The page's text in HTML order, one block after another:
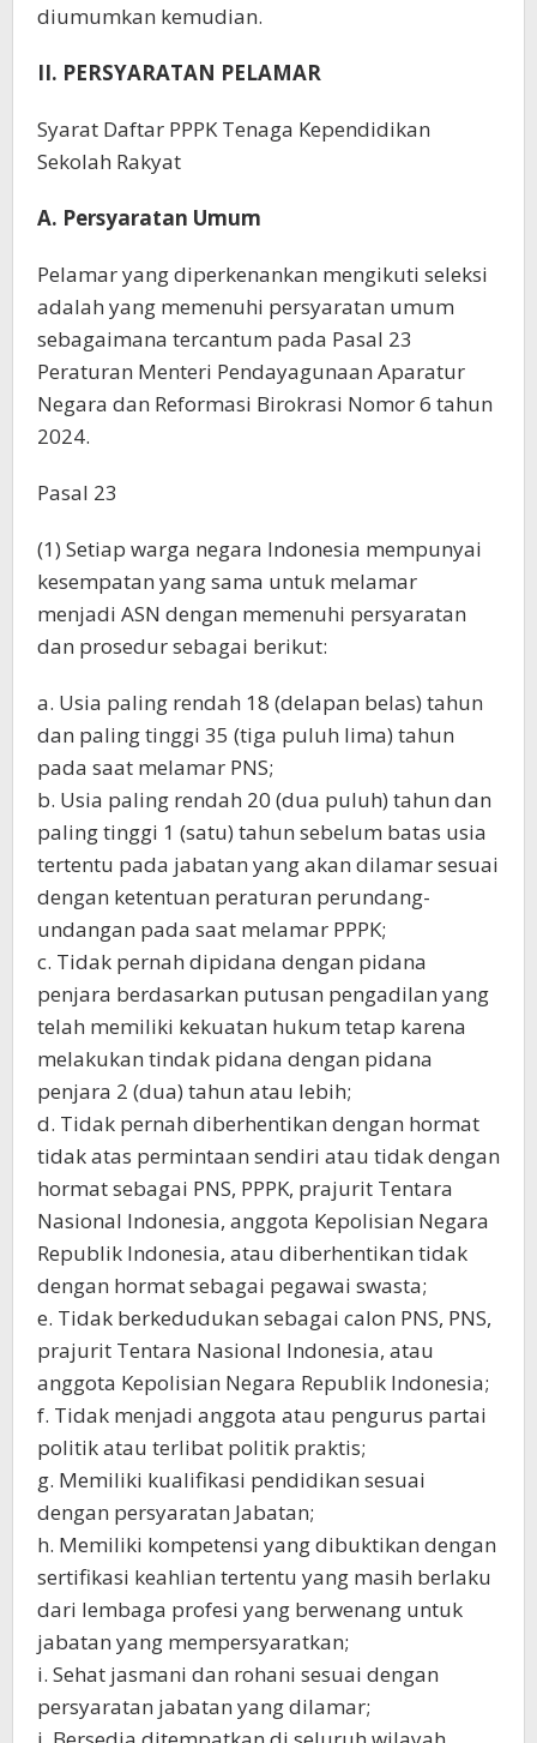
diumumkan kemudian.
II. PERSYARATAN PELAMAR
Syarat Daftar PPPK Tenaga Kependidikan
Sekolah Rakyat
A. Persyaratan Umum
Pelamar yang diperkenankan mengikuti seleksi
adalah yang memenuhi persyaratan umum
sebagaimana tercantum pada Pasal 23
Peraturan Menteri Pendayagunaan Aparatur
Negara dan Reformasi Birokrasi Nomor 6 tahun
2024.
Pasal 23
(1) Setiap warga negara Indonesia mempunyai
kesempatan yang sama untuk melamar
menjadi ASN dengan memenuhi persyaratan
dan prosedur sebagai berikut:
a. Usia paling rendah 18 (delapan belas) tahun
dan paling tinggi 35 (tiga puluh lima) tahun
pada saat melamar PNS;
b. Usia paling rendah 20 (dua puluh) tahun dan
paling tinggi 1 (satu) tahun sebelum batas usia
tertentu pada jabatan yang akan dilamar sesuai
dengan ketentuan peraturan perundang-
undangan pada saat melamar PPPK;
c. Tidak pernah dipidana dengan pidana
penjara berdasarkan putusan pengadilan yang
telah memiliki kekuatan hukum tetap karena
melakukan tindak pidana dengan pidana
penjara 2 (dua) tahun atau lebih;
d. Tidak pernah diberhentikan dengan hormat
tidak atas permintaan sendiri atau tidak dengan
hormat sebagai PNS, PPPK, prajurit Tentara
Nasional Indonesia, anggota Kepolisian Negara
Republik Indonesia, atau diberhentikan tidak
dengan hormat sebagai pegawai swasta;
e. Tidak berkedudukan sebagai calon PNS, PNS,
prajurit Tentara Nasional Indonesia, atau
anggota Kepolisian Negara Republik Indonesia;
f. Tidak menjadi anggota atau pengurus partai
politik atau terlibat politik praktis;
g. Memiliki kualifikasi pendidikan sesuai
dengan persyaratan Jabatan;
h. Memiliki kompetensi yang dibuktikan dengan
sertifikasi keahlian tertentu yang masih berlaku
dari lembaga profesi yang berwenang untuk
jabatan yang mempersyaratkan;
i. Sehat jasmani dan rohani sesuai dengan
persyaratan jabatan yang dilamar;